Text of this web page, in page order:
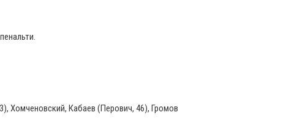
Хомченовский, Кабаев (Перович, 46), Громов